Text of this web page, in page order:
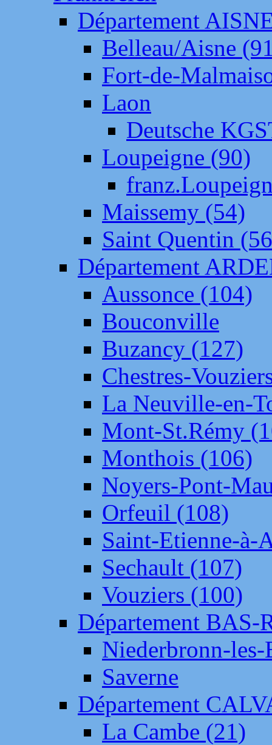
Département
Belleau/Aisne
Fort-de-
Laon
Deutsche
Loupeigne (90)
Maissemy (54)
Saint Quentin
Département
Aussonce (104)
Bouconville
Buzancy (127)
Chestres-
La Neuville-en-
Mont-St.Rémy
Monthois (106)
Noyers-Pont-
Orfeuil (108)
Saint-Etienne-à-
Sechault (107)
Vouziers (100)
Département BAS-
Niederbronn-
Saverne
Département
La Cambe (21)